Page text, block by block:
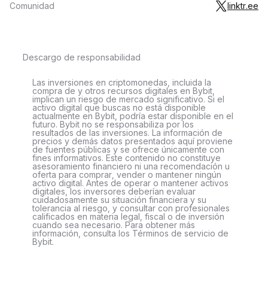
Comunidad
linktr.ee
Descargo de responsabilidad
Las inversiones en criptomonedas, incluida la
compra de y otros recursos digitales en Bybit,
implican un riesgo de mercado significativo. Si el
activo digital que buscas no está disponible
actualmente en Bybit, podría estar disponible en el
futuro. Bybit no se responsabiliza por los
resultados de las inversiones. La información de
precios y demás datos presentados aquí proviene
de fuentes públicas y se ofrece únicamente con
fines informativos. Este contenido no constituye
asesoramiento financiero ni una recomendación u
oferta para comprar, vender o mantener ningún
activo digital. Antes de operar o mantener activos
digitales, los inversores deberían evaluar
cuidadosamente su situación financiera y su
tolerancia al riesgo, y consultar con profesionales
calificados en materia legal, fiscal o de inversión
cuando sea necesario. Para obtener más
información, consulta los Términos de servicio de
Bybit.